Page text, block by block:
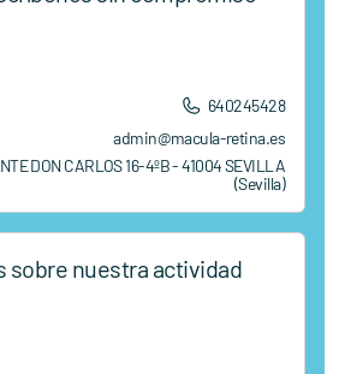
640245428
admin@macula-retina.es
DON CARLOS 16-4ºB - 41004 SEVILLA
(Sevilla)
sobre nuestra actividad